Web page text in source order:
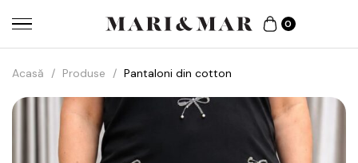
0
Acasă / Produse / Pantaloni din cotton